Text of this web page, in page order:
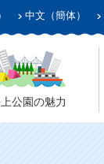
中文（簡体）
公園の魅力